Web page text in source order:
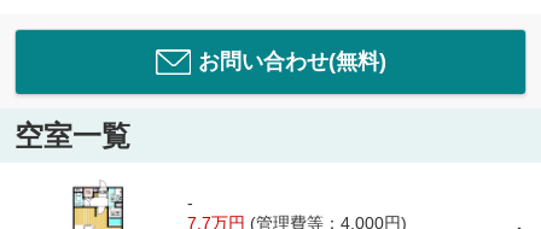
お問い合わせ(無料)
空室一覧
-
7.7万円 (管理費等：4,000円)